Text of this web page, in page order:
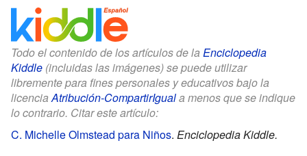
Todo el contenido de los artículos de la Enciclopedia
Kiddle (incluidas las imágenes) se puede utilizar
libremente para fines personales y educativos bajo la
licenciaAtribución-CompartirIguala menos que se indique
lo contrario. Citar este artículo:
C. Michelle Olmstead para Niños. Enciclopedia Kiddle.